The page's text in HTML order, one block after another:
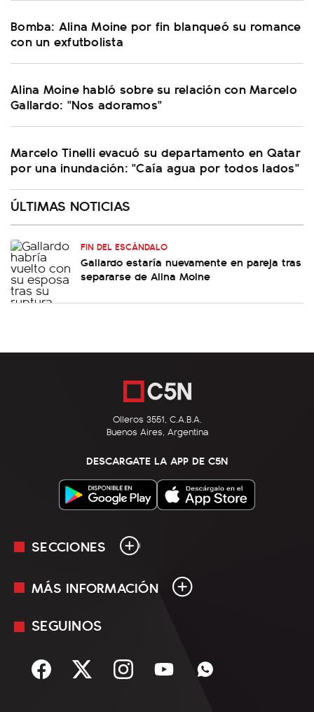
Bomba: Alina Moine por fin blanqueó su romance
con un exfutbolista
Alina Moine habló sobre su relación con Marcelo
Gallardo: "Nos adoramos"
Marcelo Tinelli evacuó su departamento en Qatar
por una inundación: "Caía agua por todos lados"
ÚLTIMAS NOTICIAS
FIN DEL ESCÁNDALO
Gallardo estaría nuevamente en pareja tras
separarse de Alina Moine
Olleros 3551, C.A.B.A.
Buenos Aires, Argentina
DESCARGATE LA APP DE C5N
SECCIONES
En Vivo
Sociedad
MÁS INFORMACIÓN
Mediakit
Términos y condiciones
SEGUINOS